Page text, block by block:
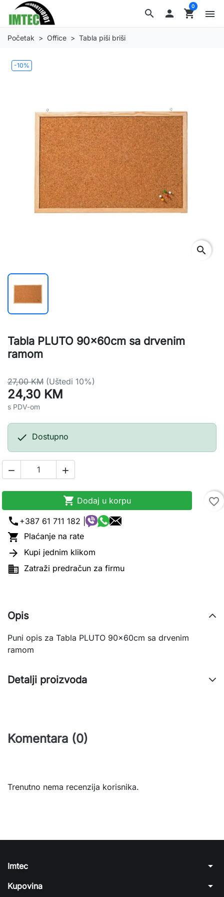
search  shopping_cart
0
menu
Početak Office Tabla piši briši
-10%
search
Tabla PLUTO 90x60cm sa drvenim
ramom
27,00 KM (Uštedi 10%)
24,30 KM
s PDV-om
 Dostupno
 
 Dodaj u korpu
favorite_border
call +387 61 711 182 |
 Plaćanje na rate
 Kupi jednim klikom
 Zatraži predračun za firmu
Opis
Puni opis za Tabla PLUTO 90x60cm sa drvenim
ramom
Detalji proizvoda
Komentara (0)
Trenutno nema recenzija korisnika.
Imtec arrow_drop_down
Kupovina arrow_drop_down